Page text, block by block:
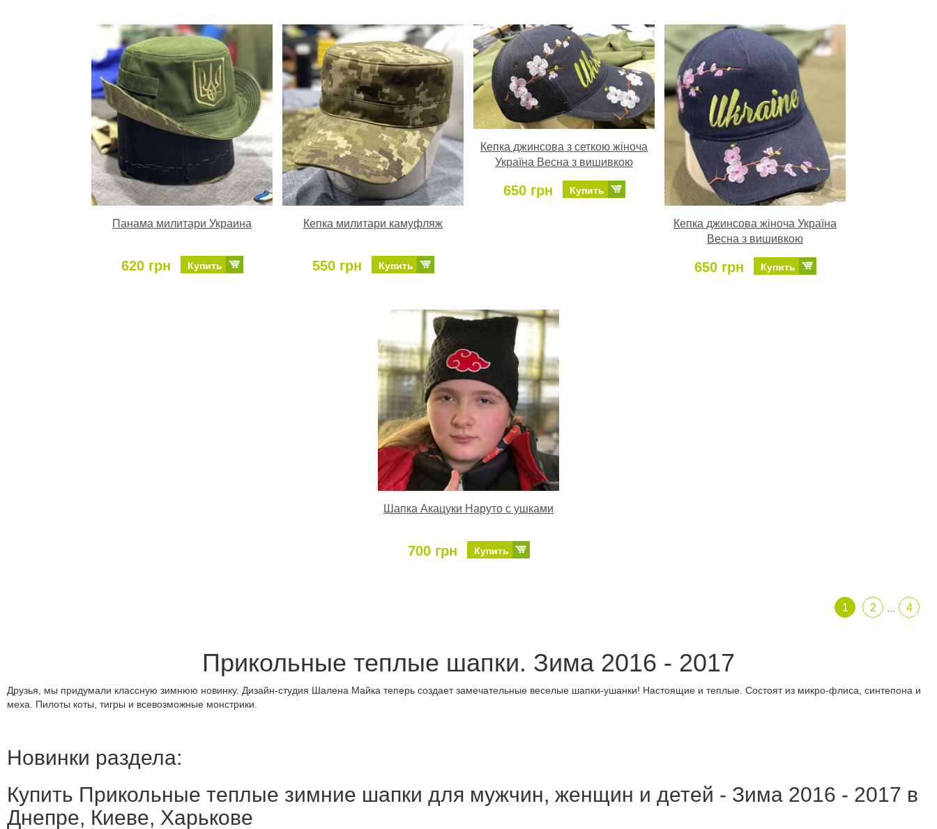
Панама милитари Украина
620 грн Купить
Кепка милитари камуфляж
550 грн Купить
Кепка джинсова з сеткою жіноча
Україна Весна з вишивкою
650 грн Купить
Кепка джинсова жіноча Україна
Весна з вишивкою
650 грн Купить
Шапка Акацуки Наруто с ушками
700 грн Купить
1 2 4
Прикольные теплые шапки. Зима 2016 - 2017
Друзья, мы придумали классную зимнюю новинку. Дизайн-студия Шалена Майка теперь создает замечательные веселые шапки-ушанки! Настоящие и теплые. Состоят из микро-флиса, синтепона и
меха. Пилоты коты, тигры и всевозможные монстрики.
Новинки раздела:
Купить Прикольные теплые зимние шапки для мужчин, женщин и детей - Зима 2016 - 2017 в
Днепре, Киеве, Харькове